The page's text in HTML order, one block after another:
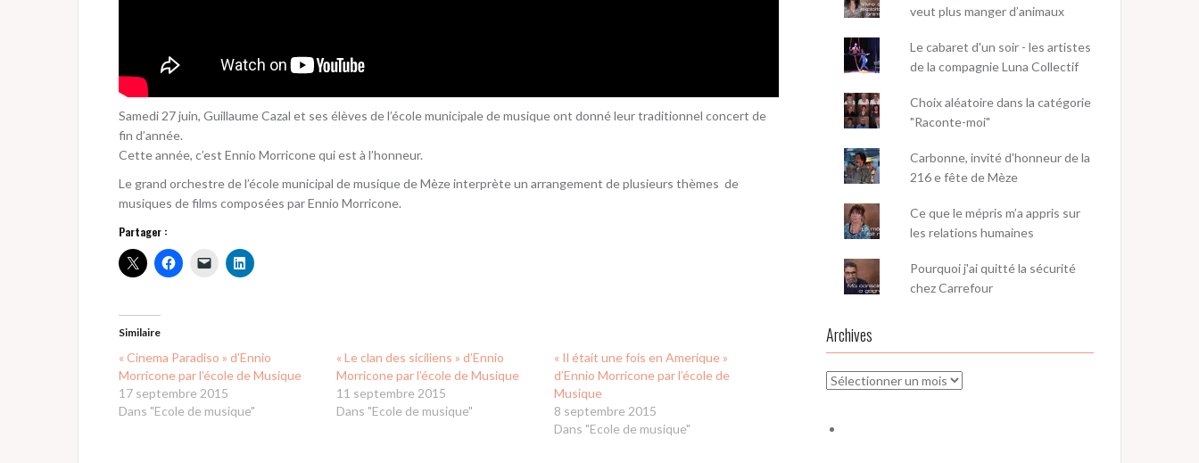
Samedi 27 juin, Guillaume Cazal et ses élèves de l’école municipale de musique ont donné leur traditionnel concert de
fin d’année.
Cette année, c’est Ennio Morricone qui est à l’honneur.
Le grand orchestre de l’école municipal de musique de Mèze interprète un arrangement de plusieurs thèmes de
musiques de films composées par Ennio Morricone.
Partager :
Similaire
« Cinema Paradiso » d’Ennio
Morricone par l’école de Musique
17 septembre 2015
Dans "Ecole de musique"
« Le clan des siciliens » d’Ennio
Morricone par l’école de Musique
11 septembre 2015
Dans "Ecole de musique"
« Il était une fois en Amerique »
d’Ennio Morricone par l’école de
Musique
8 septembre 2015
Dans "Ecole de musique"
veut plus manger d’animaux
Le cabaret d'un soir - les artistes
de la compagnie Luna Collectif
Choix aléatoire dans la catégorie
"Raconte-moi"
Carbonne, invité d'honneur de la
216 e fête de Mèze
Ce que le mépris m’a appris sur
les relations humaines
Pourquoi j'ai quitté la sécurité
chez Carrefour
Archives
Archives